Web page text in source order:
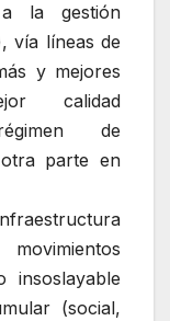
la gestión
vía líneas de
y mejores
calidad
de
parte en
insoslayable
(social,